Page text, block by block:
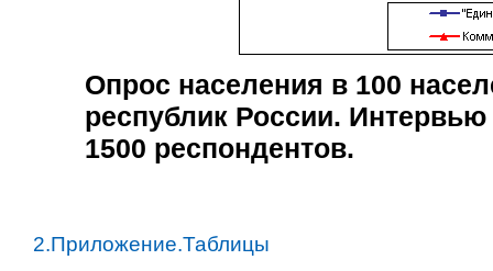
Опрос населения в 100
республик России.
1500 респондентов.
2.Приложение.Таблицы